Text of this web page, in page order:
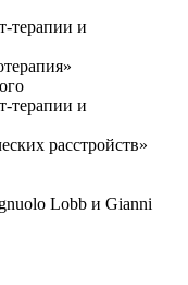
терапии и
терапии и
расстройств»
Lobb и Gianni